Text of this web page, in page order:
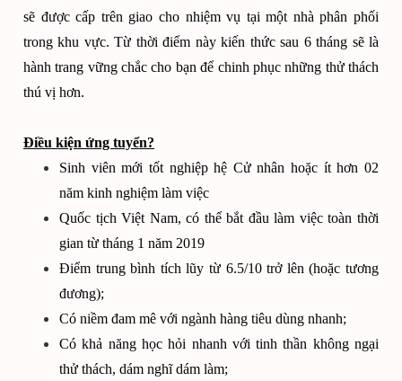
sẽ được cấp trên giao cho nhiệm vụ tại một nhà phân phối
trong khu vực. Từ thời điểm này kiến thức sau 6 tháng sẽ là
hành trang vững chắc cho bạn để chinh phục những thử thách
thú vị hơn.
Điều kiện ứng tuyển?
Sinh viên mới tốt nghiệp hệ Cử nhân hoặc ít hơn 02
năm kinh nghiệm làm việc
Quốc tịch Việt Nam, có thể bắt đầu làm việc toàn thời
gian từ tháng 1 năm 2019
Điểm trung bình tích lũy từ 6.5/10 trở lên (hoặc tương
đương);
Có niềm đam mê với ngành hàng tiêu dùng nhanh;
Có khả năng học hỏi nhanh với tinh thần không ngại
thử thách, dám nghĩ dám làm;